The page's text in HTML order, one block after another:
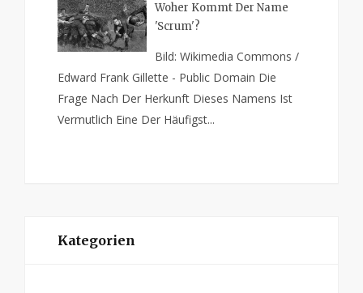
Woher Kommt Der Name
'Scrum'?
Bild: Wikimedia Commons /
Edward Frank Gillette - Public Domain Die
Frage Nach Der Herkunft Dieses Namens Ist
Vermutlich Eine Der Häufigst...
Kategorien